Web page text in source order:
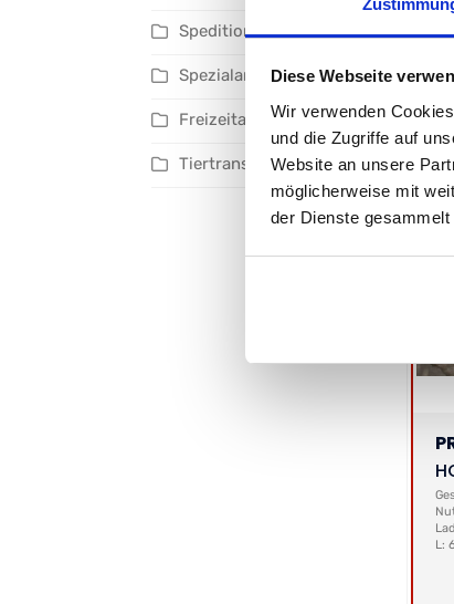
Diese Webseite
Wir verwenden
und die Zugriffe auf
Website an unsere
möglicherweise mit
der Dienste gesammelt
Speditionsanhänger
Spezialanhänger
Freizeitanhänger
Tiertransporter
L:
L: